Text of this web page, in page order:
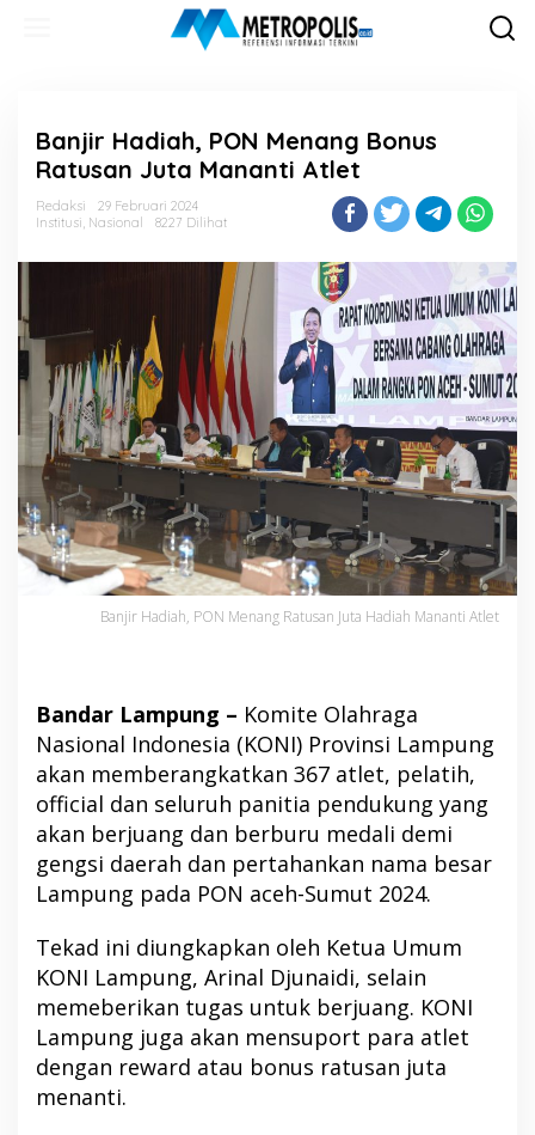
Banjir Hadiah, PON Menang Bonus
Ratusan Juta Mananti Atlet
Redaksi
29 Februari 2024
Institusi, Nasional 8227 Dilihat
Banjir Hadiah, PON Menang Ratusan Juta Hadiah Mananti Atlet
Bandar Lampung – Komite Olahraga
Nasional Indonesia (KONI) Provinsi Lampung
akan memberangkatkan 367 atlet, pelatih,
official dan seluruh panitia pendukung yang
akan berjuang dan berburu medali demi
gengsi daerah dan pertahankan nama besar
Lampung pada PON aceh-Sumut 2024.
Tekad ini diungkapkan oleh Ketua Umum
KONI Lampung, Arinal Djunaidi, selain
memeberikan tugas untuk berjuang. KONI
Lampung juga akan mensuport para atlet
dengan reward atau bonus ratusan juta
menanti.